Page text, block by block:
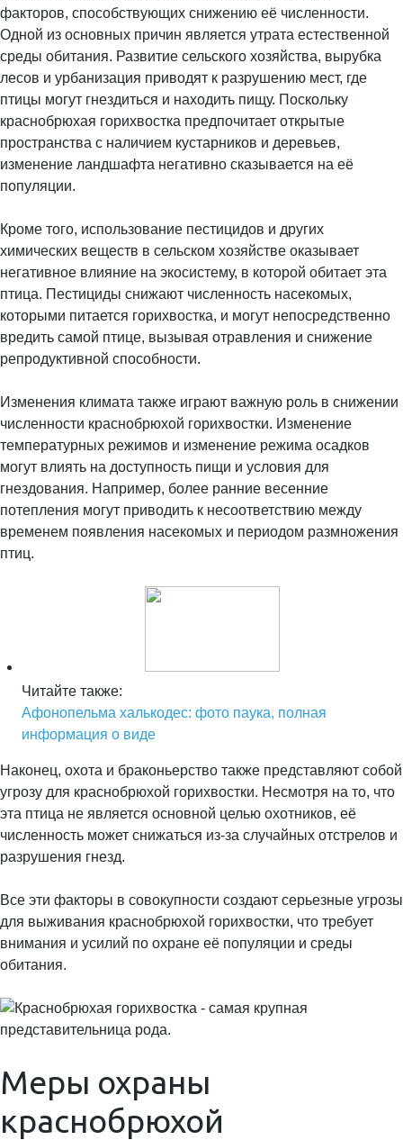
факторов, способствующих снижению её численности.
Одной из основных причин является утрата естественной
среды обитания. Развитие сельского хозяйства, вырубка
лесов и урбанизация приводят к разрушению мест, где
птицы могут гнездиться и находить пищу. Поскольку
краснобрюхая горихвостка предпочитает открытые
пространства с наличием кустарников и деревьев,
изменение ландшафта негативно сказывается на её
популяции.
Кроме того, использование пестицидов и других
химических веществ в сельском хозяйстве оказывает
негативное влияние на экосистему, в которой обитает эта
птица. Пестициды снижают численность насекомых,
которыми питается горихвостка, и могут непосредственно
вредить самой птице, вызывая отравления и снижение
репродуктивной способности.
Изменения климата также играют важную роль в снижении
численности краснобрюхой горихвостки. Изменение
температурных режимов и изменение режима осадков
могут влиять на доступность пищи и условия для
гнездования. Например, более ранние весенние
потепления могут приводить к несоответствию между
временем появления насекомых и периодом размножения
птиц.
Читайте также:
Афонопельма халькодес: фото паука, полная
информация о виде
Наконец, охота и браконьерство также представляют собой
угрозу для краснобрюхой горихвостки. Несмотря на то, что
эта птица не является основной целью охотников, её
численность может снижаться из-за случайных отстрелов и
разрушения гнезд.
Все эти факторы в совокупности создают серьезные угрозы
для выживания краснобрюхой горихвостки, что требует
внимания и усилий по охране её популяции и среды
обитания.
Меры охраны
краснобрюхой